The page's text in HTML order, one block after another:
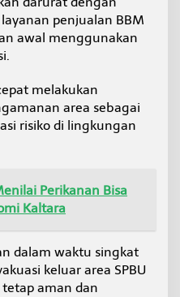
penjualan BBM
awal menggunakan
melakukan
area sebagai
risiko di lingkungan
Perikanan Bisa
Kaltara
dalam waktu singkat
keluar area SPBU
aman dan